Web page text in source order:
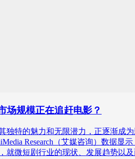
场规模正在追赶电影？
独特的魅力和无限潜力，正逐渐成
Research（艾媒咨询）数据显
就微短剧行业的现状、发展趋势以